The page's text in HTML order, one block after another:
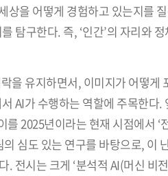
상을 어떻게 경험하고 있는지를
탐구한다. 즉, ‘인간’의 자리와
을 유지하면서, 이미지가 어떻게
AI가 수행하는 역할에 주목한다.
2025년이라는 현재 시점에서 ‘
심도 있는 연구를 바탕으로, 이
전시는 크게 ‘분석적 AI(머신 비